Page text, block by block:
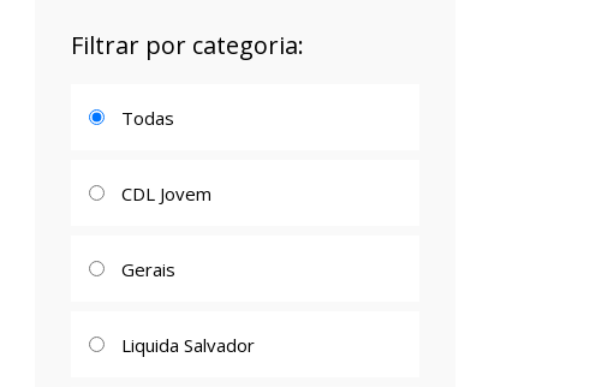
Filtrar por categoria:
Todas
CDL Jovem
Gerais
Liquida Salvador